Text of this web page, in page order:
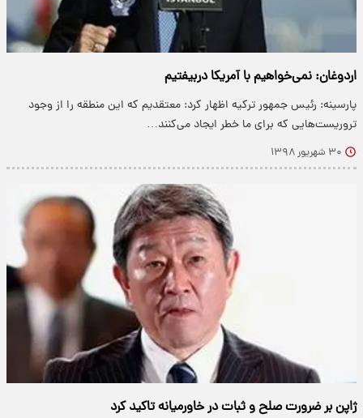
اردوغان: نمی‌خواهیم با آمریکا دربیفتیم
پارسینه: رئیس جمهور ترکیه اظهار کرد: معتقدیم که این منطقه را از وجود
تروریست‌هایی که برای ما خطر ایجاد می‌کنند…
۳۰ شهریور ۱۳۹۸
ژاپن بر ضرورت صلح و ثبات در خاورمیانه تاکید کرد